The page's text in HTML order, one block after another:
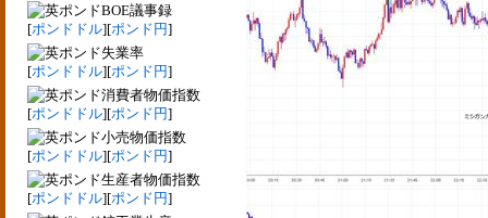
BOE議事録
[ポンドドル][ポンド円]
失業率
[ポンドドル][ポンド円]
消費者物価指数
[ポンドドル][ポンド円]
小売物価指数
[ポンドドル][ポンド円]
生産者物価指数
[ポンドドル][ポンド円]